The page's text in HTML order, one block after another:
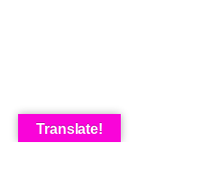
Translate!